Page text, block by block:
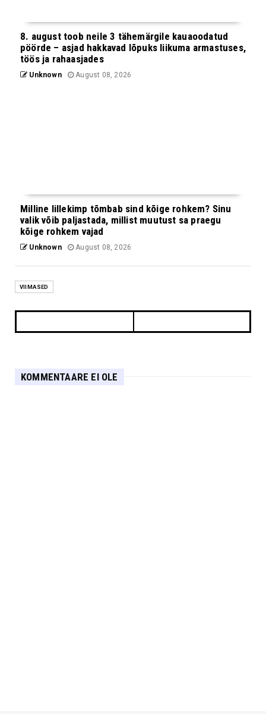
8. august toob neile 3 tähemärgile kauaoodatud
pöörde – asjad hakkavad lõpuks liikuma armastuses,
töös ja rahaasjades
Unknown August 08, 2026
Milline lillekimp tõmbab sind kõige rohkem? Sinu
valik võib paljastada, millist muutust sa praegu
kõige rohkem vajad
Unknown August 08, 2026
VIIMASED
KOMMENTAARE EI OLE